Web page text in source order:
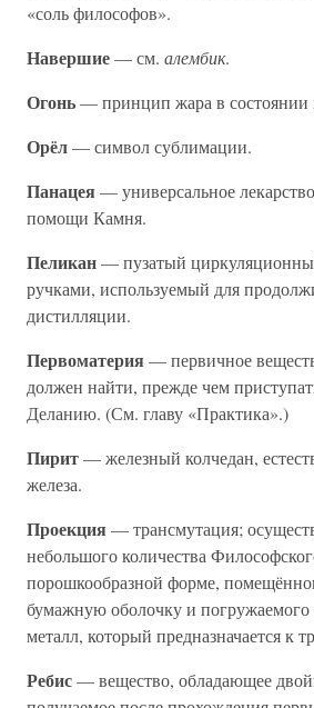
«соль философов».
Навершие— см. алембик.
Огонь— принцип жара в состоянии
Орёл— символ сублимации.
Панацея — универсальное
помощи Камня.
Пеликан— пузатый
ручками, используемый для
дистилляции.
Первоматерия — первичное
должен найти, прежде чем
Деланию. (См. главу «Практика».)
Пирит— железный колчедан,
железа.
Проекция — трансмутация;
небольшого количества
порошкообразной форме,
бумажную оболочку и
металл, который предназначается к
Ребис— вещество, обладающее